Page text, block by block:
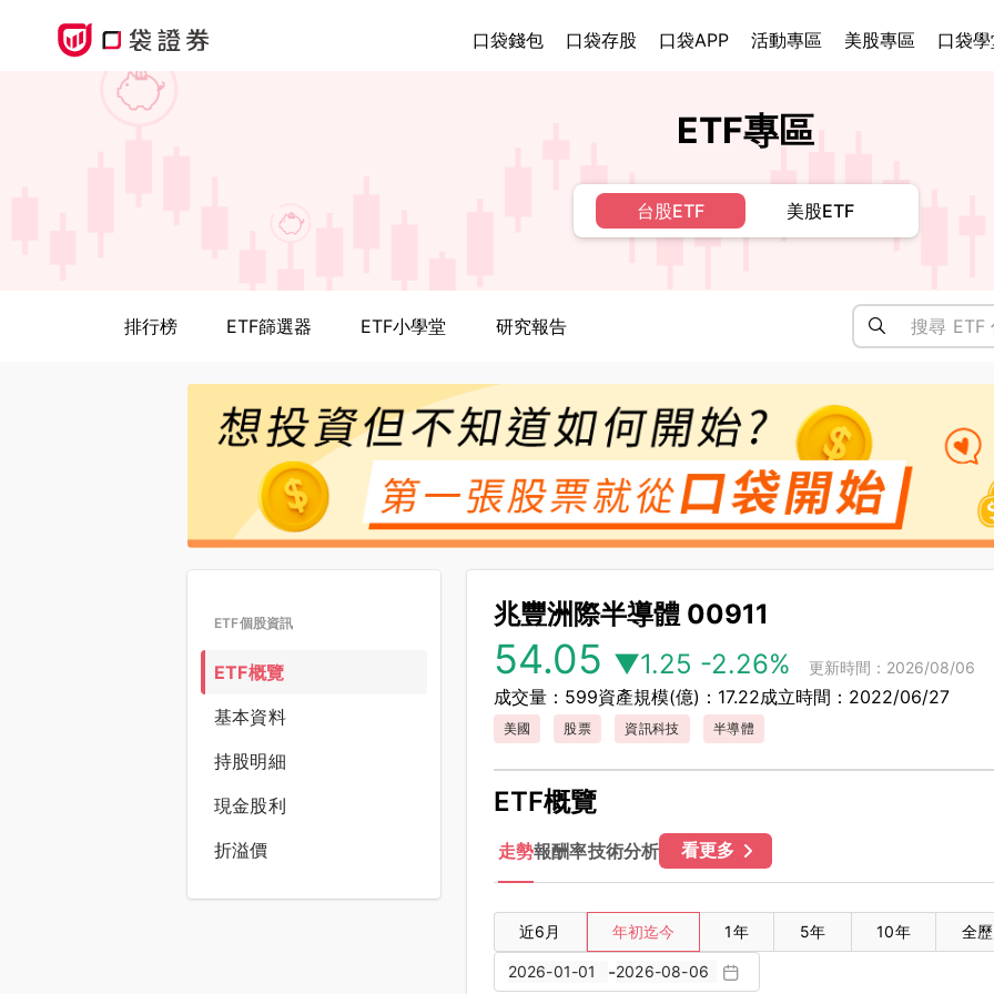
口袋錢包 口袋存股 口袋APP 活動專區 美股專區 口袋
ETF專區
台股ETF 美股ETF
排行榜 ETF篩選器 ETF小學堂 研究報告
ETF個股資訊
ETF概覽
基本資料
持股明細
現金股利
折溢價
兆豐洲際半導體 00911
54.05 ▼1.25 -2.26% 更新時間：2026/08/06
成交量：599資產規模(億)：17.22成立時間：2022/06/27
美國 股票 資訊科技 半導體
ETF概覽
走勢報酬率技術分析 看更多
近6月 年初迄今 1年 5年 10年 全
-